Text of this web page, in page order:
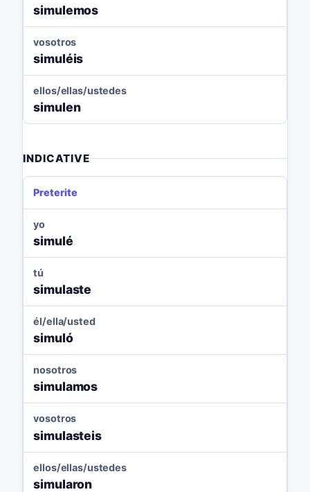
simulemos
vosotros
simuléis
ellos/ellas/ustedes
simulen
INDICATIVE
Preterite
yo
simulé
tú
simulaste
él/ella/usted
simuló
nosotros
simulamos
vosotros
simulasteis
ellos/ellas/ustedes
simularon